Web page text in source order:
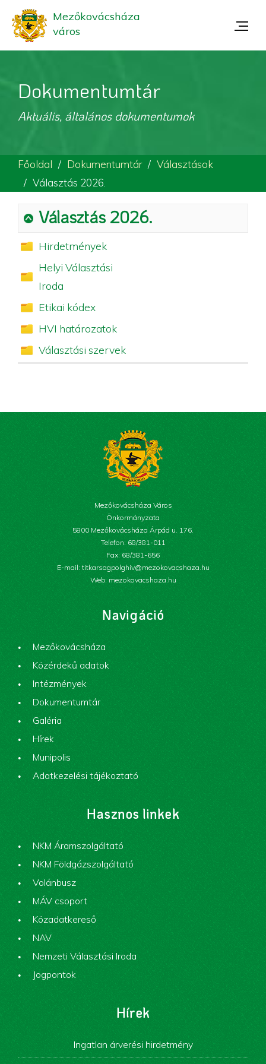
Mezőkovácsháza
város
Dokumentumtár
Aktuális, általános dokumentumok
Főoldal Dokumentumtár
Választások
Választás 2026.
Választás 2026.
Hirdetmények
Helyi Választási
Iroda
Etikai kódex
HVI határozatok
Választási szervek
Mezőkovácsháza Város
Önkormányzata
5800 Mezőkovácsháza Árpád u. 176.
Telefon: 68/381-011
Fax: 68/381-656
E-mail: titkarsagpolghiv@mezokovacshaza.hu
Web: mezokovacshaza.hu
Navigáció
Mezőkovácsháza
Közérdekű adatok
Intézmények
Dokumentumtár
Galéria
Hírek
Munipolis
Adatkezelési tájékoztató
Hasznos linkek
NKM Áramszolgáltató
NKM Földgázszolgáltató
Volánbusz
MÁV csoport
Közadatkereső
NAV
Nemzeti Választási Iroda
Jogpontok
Hírek
Ingatlan árverési hirdetmény